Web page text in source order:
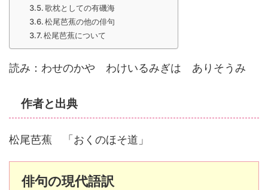
歌枕としての有磯海
松尾芭蕉の他の俳句
松尾芭蕉について
読み：わせのかや わけいるみぎは ありそうみ
作者と出典
松尾芭蕉 「おくのほそ道」
俳句の現代語訳